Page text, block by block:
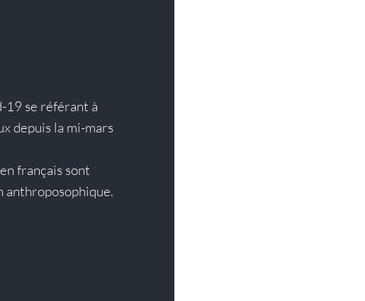
19 se référant à
depuis la mi-mars
français sont
anthroposophique.